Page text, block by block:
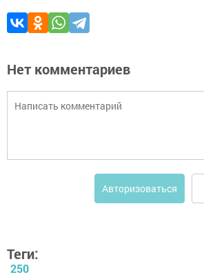
Нет комментариев
Авторизоваться
Теги:
250